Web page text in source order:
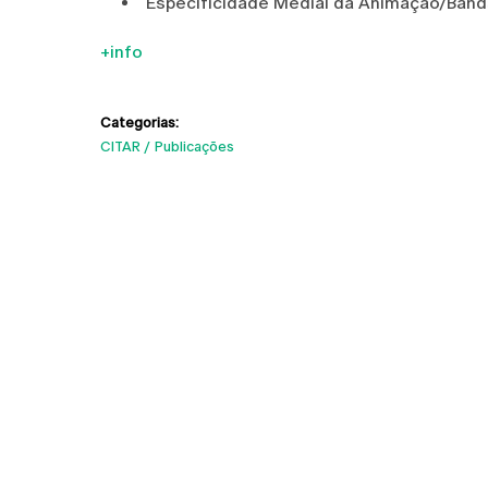
+info
Categorias:
CITAR
Publicações